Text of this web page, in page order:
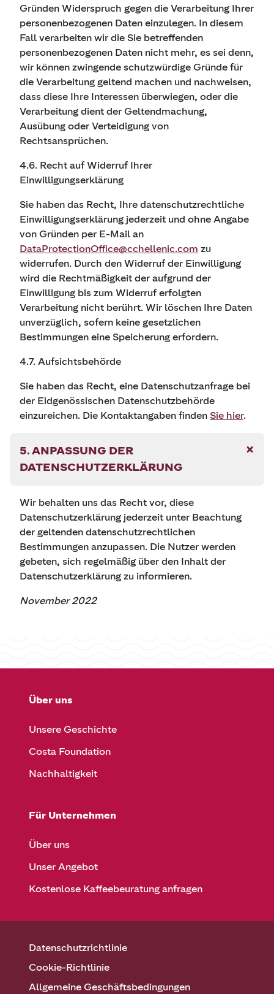
Gründen Widerspruch gegen die Verarbeitung Ihrer
personenbezogenen Daten einzulegen. In diesem
Fall verarbeiten wir die Sie betreffenden
personenbezogenen Daten nicht mehr, es sei denn,
wir können zwingende schutzwürdige Gründe für
die Verarbeitung geltend machen und nachweisen,
dass diese Ihre Interessen überwiegen, oder die
Verarbeitung dient der Geltendmachung,
Ausübung oder Verteidigung von
Rechtsansprüchen.
4.6. Recht auf Widerruf Ihrer
Einwilligungserklärung
Sie haben das Recht, Ihre datenschutzrechtliche
Einwilligungserklärung jederzeit und ohne Angabe
von Gründen per E-Mail an
DataProtectionOffice@cchellenic.com zu
widerrufen. Durch den Widerruf der Einwilligung
wird die Rechtmäßigkeit der aufgrund der
Einwilligung bis zum Widerruf erfolgten
Verarbeitung nicht berührt. Wir löschen Ihre Daten
unverzüglich, sofern keine gesetzlichen
Bestimmungen eine Speicherung erfordern.
4.7. Aufsichtsbehörde
Sie haben das Recht, eine Datenschutzanfrage bei
der Eidgenössischen Datenschutzbehörde
einzureichen. Die Kontaktangaben finden Sie hier.
5. ANPASSUNG DER
DATENSCHUTZERKLÄRUNG
Wir behalten uns das Recht vor, diese
Datenschutzerklärung jederzeit unter Beachtung
der geltenden datenschutzrechtlichen
Bestimmungen anzupassen. Die Nutzer werden
gebeten, sich regelmäßig über den Inhalt der
Datenschutzerklärung zu informieren.
November 2022
Über uns
Unsere Geschichte
Costa Foundation
Nachhaltigkeit
Für Unternehmen
Über uns
Unser Angebot
Kostenlose Kaffeebeuratung anfragen
Datenschutzrichtlinie
Cookie-Richtlinie
Allgemeine Geschäftsbedingungen